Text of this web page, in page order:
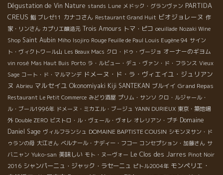
Dégustation de Vin Nature stands Lune メドック・グランヴァン PARTIDA
CREUS 鮨 ブレゼ11 カナコさん Restaurant Grand Huit ビオジョレーヌ 作
家・リンさん カプリエ醸造元 Trois Amours トマ・ピコ oeuillade Nozaki Wine
Shop Saint Aubin Miho Isojiro Rouge Feuille de Paul Louis Eugène 94 サイン
ト・ヴィクトワール山 Les Beaux Macs クロ・ドゥ・ヴージョ オーナーのギヨム
vin rosé Mas Haut Buis Porto ラ・ルビュー・デュ・ヴァン・ド・フランス Vieux
Sage コート・ド・マルマンデ ドメーヌ・ド・ラ・ヴィエイユ・ジュリアン
ヌ Abrieu マルセイユ Okonomiyaki Kiji SANTEKAN ブルイイ Grand Repas
Restaurant Le Petit Commerce みどり酒屋 プリム・サンソ クロ・ルジャール・
ル・ブール1996年 ドメーヌ・ミカエル・ブージュ YANN DURIEUX 東京・築地場
外 Double ZERO ビストロ・ル・ヴェール・ヴォレ オレリアン・プチ Domaine
Daniel Sage ヴィルフランシュ DOMAINE BAPTISTE COUSIN シモンヌサン・ド
ゥランの母 大江さん ベルナール・ナディー・フコー コンセプション・加藤さん サ
バニャン Yuko-san 美味しい モト・ヌーヴォー Le Clos des Jarres Pinot Noir
2016 シャンパーニュ・ジャック・ラセーニュ ピトル2004年 モンペリエ・